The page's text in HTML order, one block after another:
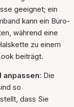
geeignet; ein
kann ein Büro-
während eine
zu einem
beiträgt.
anpassen: Die
so
dass Sie